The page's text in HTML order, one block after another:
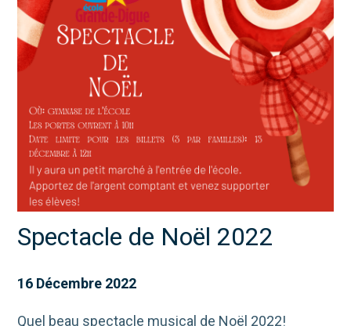
Spectacle de Noël 2022
16 Décembre 2022
Quel beau spectacle musical de Noël 2022!